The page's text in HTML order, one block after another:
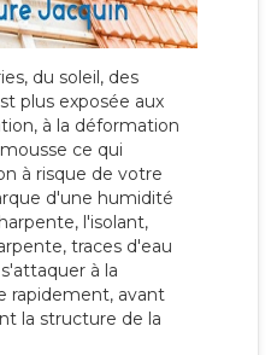
du soleil, des
plus exposée aux
à la déformation
ce qui
à risque de votre
d'une humidité
l'isolant,
traces d'eau
à la
rapidement, avant
la structure de la